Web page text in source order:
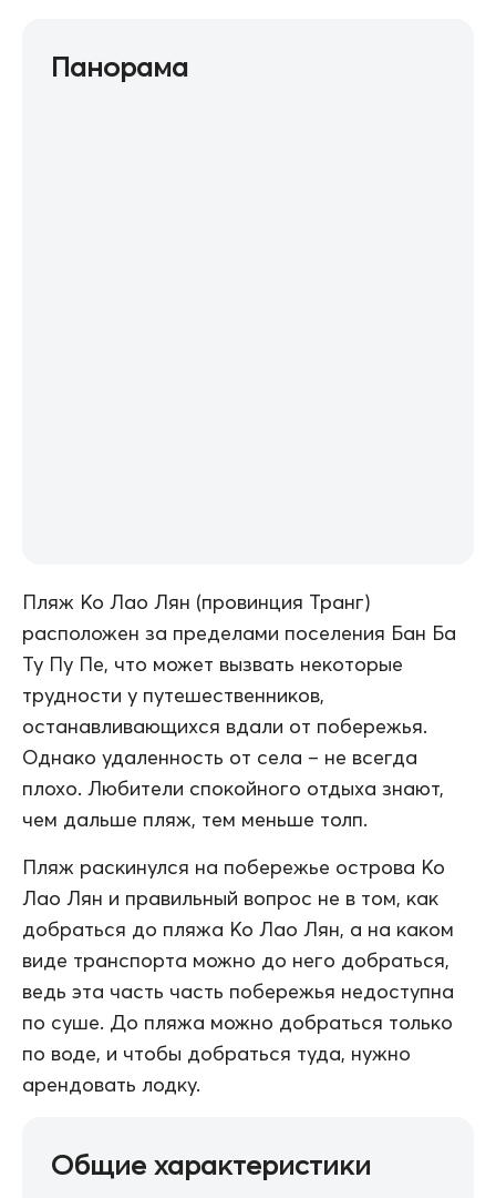
Панорама
Пляж Ко Лао Лян (провинция Транг)
расположен за пределами поселения Бан Ба
Ту Пу Пе, что может вызвать некоторые
трудности у путешественников,
останавливающихся вдали от побережья.
Однако удаленность от села – не всегда
плохо. Любители спокойного отдыха знают,
чем дальше пляж, тем меньше толп.
Пляж раскинулся на побережье острова Ко
Лао Лян и правильный вопрос не в том, как
добраться до пляжа Ко Лао Лян, а на каком
виде транспорта можно до него добраться,
ведь эта часть часть побережья недоступна
по суше. До пляжа можно добраться только
по воде, и чтобы добраться туда, нужно
арендовать лодку.
Общие характеристики